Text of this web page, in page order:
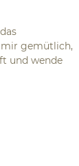
mir gemütlich,
und wende